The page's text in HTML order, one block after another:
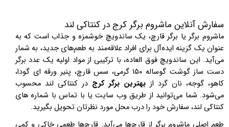
سفارش آنلاین ماشروم برگر کرج در کنتاکی لند
ماشروم برگر یا برگر قارچ، یک ساندویچ خوشمزه و جذاب است که به
عنوان یک گزینه ایده‌آل برای افراد علاقه‌مند به طعم‌های جدید، به شمار
می‌آید. این ساندویچ فوق العاده، با ترکیبی از مواد اولیه یک عدد برگر
دست ساز گوشت گوساله ۱۵۰گرمی، سس قارچ، پنیر ورقه ای گودا،
کاهو، گوجه، نان گرد از بهترین برگر کرج در کنتاکی لند محسوب
می‌شود. شما می‌توانید از طریق وب سایت یا با تماس با شماره های
کنتاکی لند، سفارش خود را درب محل مورد نظرتان تحویل بگیرید.
طعم اصلی ماشروم برگر از قارچ‌ها می‌آید. قارچ‌ها طعمی خاکی و کمی